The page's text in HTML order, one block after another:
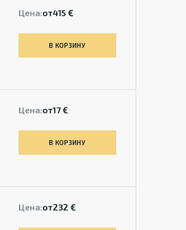
Цена:от415 €
В КОРЗИНУ
Цена:от17 €
В КОРЗИНУ
Цена:от232 €